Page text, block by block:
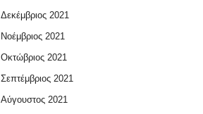
Δεκέμβριος 2021
Νοέμβριος 2021
Οκτώβριος 2021
Σεπτέμβριος 2021
Αύγουστος 2021